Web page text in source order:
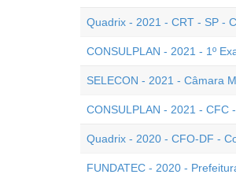
Quadrix - 2021 - CRT - SP -
CONSULPLAN - 2021 - 1º
SELECON - 2021 - Câmara
CONSULPLAN - 2021 - CFC
Quadrix - 2020 - CFO-DF -
FUNDATEC - 2020 -